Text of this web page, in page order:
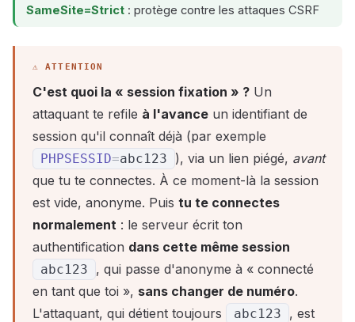
SameSite=Strict : protège contre les attaques CSRF
C'est quoi la « session fixation » ? Un
attaquant te refile à l'avance un identifiant de
session qu'il connaît déjà (par exemple
PHPSESSID=abc123 ), via un lien piégé, avant
que tu te connectes. À ce moment-là la session
est vide, anonyme. Puis tu te connectes
normalement : le serveur écrit ton
authentification dans cette même session
abc123
, qui passe d'anonyme à « connecté
en tant que toi », sans changer de numéro.
L'attaquant, qui détient toujours
abc123
, est